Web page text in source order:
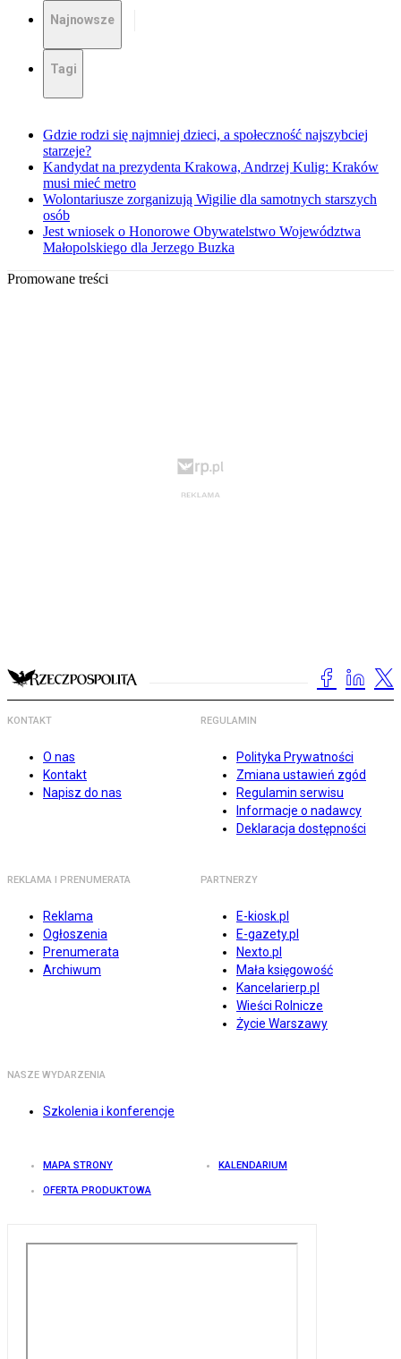
Najnowsze
Tagi
Gdzie rodzi się najmniej dzieci, a społeczność najszybciej
starzeje?
Kandydat na prezydenta Krakowa, Andrzej Kulig: Kraków
musi mieć metro
Wolontariusze zorganizują Wigilie dla samotnych starszych
osób
Jest wniosek o Honorowe Obywatelstwo Województwa
Małopolskiego dla Jerzego Buzka
Promowane treści
KONTAKT
O nas
Kontakt
Napisz do nas
REGULAMIN
Polityka Prywatności
Zmiana ustawień zgód
Regulamin serwisu
Informacje o nadawcy
Deklaracja dostępności
REKLAMA I PRENUMERATA
Reklama
Ogłoszenia
Prenumerata
Archiwum
PARTNERZY
E-kiosk.pl
E-gazety.pl
Nexto.pl
Mała księgowość
Kancelarierp.pl
Wieści Rolnicze
Życie Warszawy
NASZE WYDARZENIA
Szkolenia i konferencje
MAPA STRONY KALENDARIUM
OFERTA PRODUKTOWA